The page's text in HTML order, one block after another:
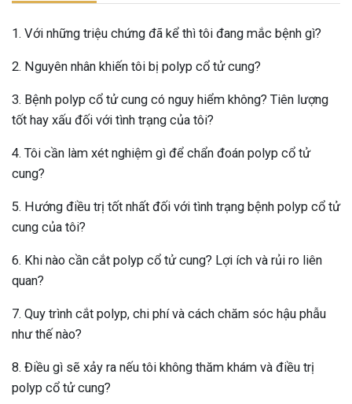
1. Với những triệu chứng đã kể thì tôi đang mắc bệnh gì?
2. Nguyên nhân khiến tôi bị polyp cổ tử cung?
3. Bệnh polyp cổ tử cung có nguy hiểm không? Tiên lượng
tốt hay xấu đối với tình trạng của tôi?
4. Tôi cần làm xét nghiệm gì để chẩn đoán polyp cổ tử
cung?
5. Hướng điều trị tốt nhất đối với tình trạng bệnh polyp cổ tử
cung của tôi?
6. Khi nào cần cắt polyp cổ tử cung? Lợi ích và rủi ro liên
quan?
7. Quy trình cắt polyp, chi phí và cách chăm sóc hậu phẫu
như thế nào?
8. Điều gì sẽ xảy ra nếu tôi không thăm khám và điều trị
polyp cổ tử cung?